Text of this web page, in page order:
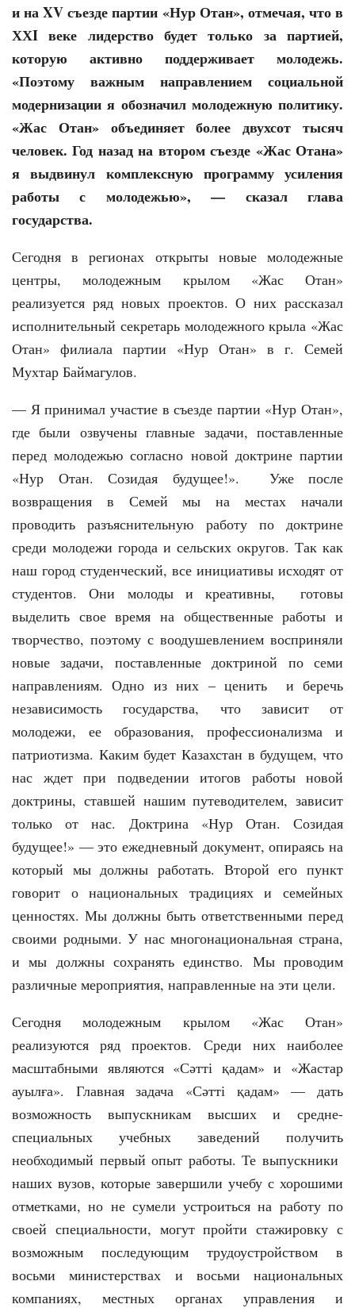
и на XV съезде партии «Нур Отан», отмечая, что в
ХХI веке лидерство будет только за партией,
которую активно поддерживает молодежь.
«Поэтому важным направлением социальной
модернизации я обозначил молодежную политику.
«Жас Отан» объединяет более двухсот тысяч
человек. Год назад на втором съезде «Жас Отана»
я выдвинул комплексную программу усиления
работы с молодежью», — сказал глава
государства.
Сегодня в регионах открыты новые молодежные
центры, молодежным крылом «Жас Отан»
реализуется ряд новых проектов. О них рассказал
исполнительный секретарь молодежного крыла «Жас
Отан» филиала партии «Нур Отан» в г. Семей
Мухтар Баймагулов.
— Я принимал участие в съезде партии «Нур Отан»,
где были озвучены главные задачи, поставленные
перед молодежью согласно новой доктрине партии
«Нур Отан. Созидая будущее!». Уже после
возвращения в Семей мы на местах начали
проводить разъяснительную работу по доктрине
среди молодежи города и сельских округов. Так как
наш город студенческий, все инициативы исходят от
студентов. Они молоды и креативны, готовы
выделить свое время на общественные работы и
творчество, поэтому с воодушевлением восприняли
новые задачи, поставленные доктриной по семи
направлениям. Одно из них – ценить и беречь
независимость государства, что зависит от
молодежи, ее образования, профессионализма и
патриотизма. Каким будет Казахстан в будущем, что
нас ждет при подведении итогов работы новой
доктрины, ставшей нашим путеводителем, зависит
только от нас. Доктрина «Нур Отан. Созидая
будущее!» — это ежедневный документ, опираясь на
который мы должны работать. Второй его пункт
говорит о национальных традициях и семейных
ценностях. Мы должны быть ответственными перед
своими родными. У нас многонациональная страна,
и мы должны сохранять единство. Мы проводим
различные мероприятия, направленные на эти цели.
Сегодня молодежным крылом «Жас Отан»
реализуются ряд проектов. Среди них наиболее
масштабными являются «Сәтті қадам» и «Жастар
ауылға». Главная задача «Сәтті қадам» — дать
возможность выпускникам высших и средне-
специальных учебных заведений получить
необходимый первый опыт работы. Те выпускники
наших вузов, которые завершили учебу с хорошими
отметками, но не сумели устроиться на работу по
своей специальности, могут пройти стажировку с
возможным последующим трудоустройством в
восьми министерствах и восьми национальных
компаниях, местных органах управления и